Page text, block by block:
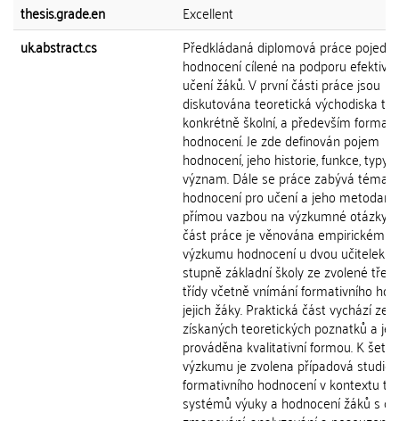
thesis.grade.en
Excellent
uk.abstract.cs
Předkládaná diplomová práce
hodnocení cílené na podporu
učení žáků. V první části práce jsou
diskutována teoretická východiska
konkrétně školní, a především
hodnocení. Je zde definován pojem
hodnocení, jeho historie, funkce, typy a
význam. Dále se práce zabývá
hodnocení pro učení a jeho
přímou vazbou na výzkumné otázky.
část práce je věnována empirickému
výzkumu hodnocení u dvou učitelek
stupně základní školy ze zvolené
třídy včetně vnímání formativního
jejich žáky. Praktická část vychází ze
získaných teoretických poznatků a je
prováděna kvalitativní formou. K
výzkumu je zvolena případová studie
formativního hodnocení v kontextu
systémů výuky a hodnocení žáků s